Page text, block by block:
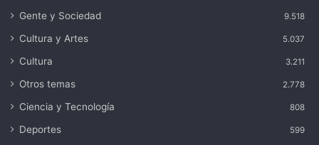
Gente y Sociedad 9.518
Cultura y Artes 5.037
Cultura 3.211
Otros temas 2.778
Ciencia y Tecnología 808
Deportes 599